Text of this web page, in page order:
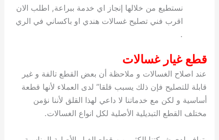
نستطيع من خلالها إنجاز اي خدمة ببراعة, اطلب الان
اقرب فني تصليح غسالات هندي او باكساني في الري
.
قطع غيار غسالات
عند اصلاح الغسالات و ملاحظة أن بعض القطع تالفة و غير
قابلة للتصليح فإن ذلك يسبب قلقا” لدى العملاء لأنها قطعة
أساسية و لكن مع خدماتنا لا داعي لهذا القلق لأننا نؤمن
مختلف القطع التبديلية الأصلية لكل انواع الغسالات.